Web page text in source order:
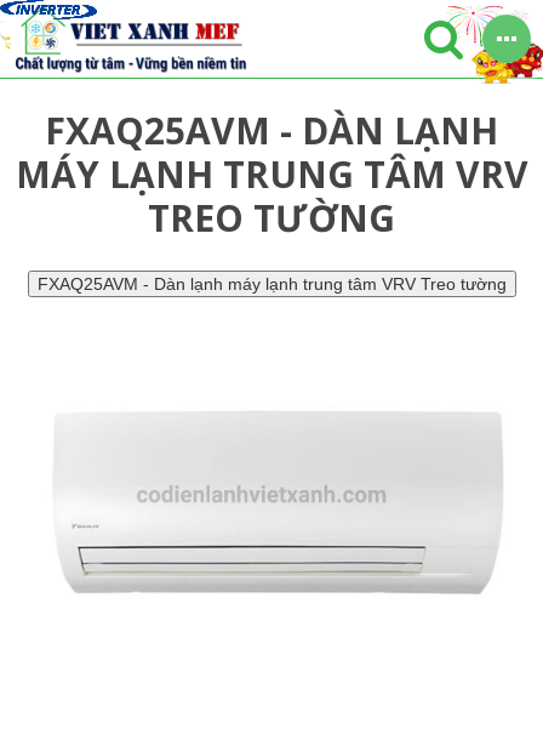
FXAQ25AVM - DÀN LẠNH
MÁY LẠNH TRUNG TÂM VRV
TREO TƯỜNG
FXAQ25AVM - Dàn lạnh máy lạnh trung tâm VRV Treo tường